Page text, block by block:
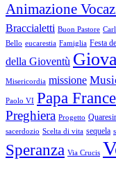
Animazione
Braccialetti Buon Pastore
Bello eucarestia Famiglia Festa
della Gioventù
Misericordia missione
Paolo VI Papa
Preghiera Progetto
sacerdozio Scelta di vita sequela
Speranza Via Crucis